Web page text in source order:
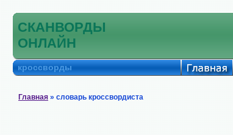
СКАНВОРДЫ
ОНЛАЙН
кроссворды
Главная » словарь кроссвордиста